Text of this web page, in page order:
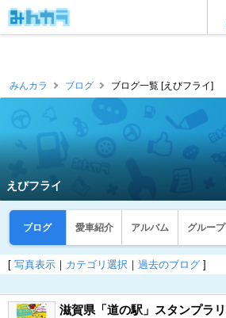
みんカラ ブログ ブログ一覧 [えびフライ]
えびフライ
ブログ 愛車紹介 アルバム グループ
[ 写真表示 ｜ カテゴリ選択 ｜ 過去のブログ ]